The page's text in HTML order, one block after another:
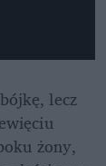
lecz
żony,